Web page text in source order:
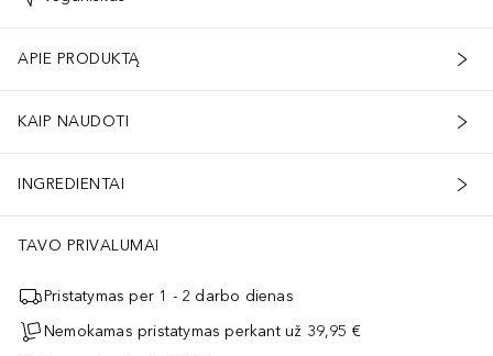
APIE PRODUKTĄ
KAIP NAUDOTI
INGREDIENTAI
TAVO PRIVALUMAI
Pristatymas per 1 - 2 darbo dienas
Nemokamas pristatymas perkant už 39,95 €